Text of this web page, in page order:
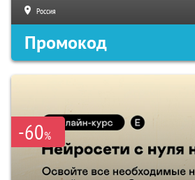
Россия
Промокод
-60%